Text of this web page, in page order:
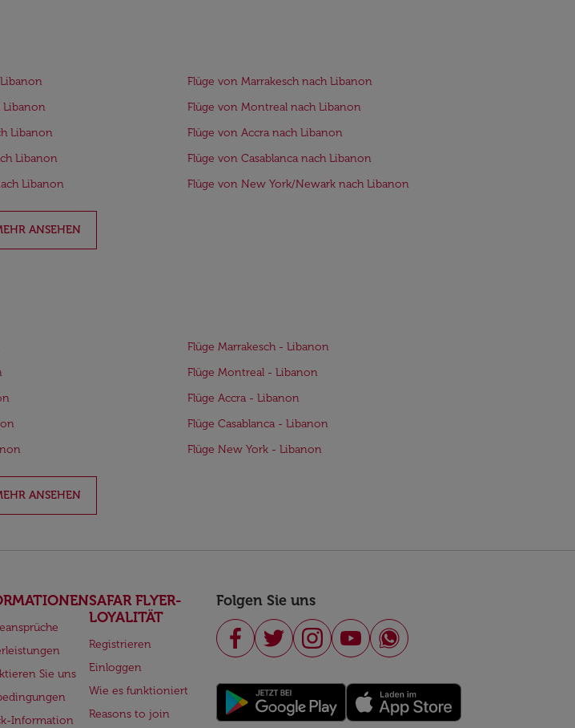
Flüge von Marrakesch nach Libanon
Libanon
Flüge von Montreal nach Libanon
Libanon
Flüge von Accra nach Libanon
Libanon
Flüge von Casablanca nach Libanon
Libanon Flüge von New York/Newark nach Libanon
ANSEHEN
Flüge Marrakesch - Libanon
Flüge Montreal - Libanon
Flüge Accra - Libanon
Flüge Casablanca - Libanon
Flüge New York - Libanon
ANSEHEN
Sie uns
Information
SAFAR FLYER-
LOYALITÄT
Registrieren
Einloggen
Wie es funktioniert
Reasons to join
Folgen Sie uns